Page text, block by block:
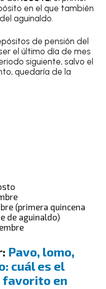
en el que también
aguinaldo.
de pensión del
el último día de mes
siguiente, salvo el
quedaría de la
(primera quincena
de aguinaldo)
Pavo, lomo,
cuál es el
favorito en